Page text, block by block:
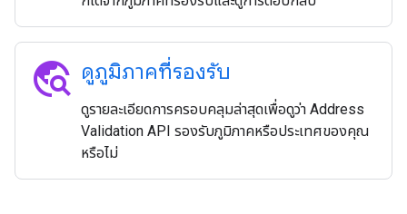
travel_explore ดูภูมิภาคที่รองรับ
ดูรายละเอียดการครอบคลุมล่าสุดเพื่อดูว่า Address
Validation API รองรับภูมิภาคหรือประเทศของคุณ
หรือไม่